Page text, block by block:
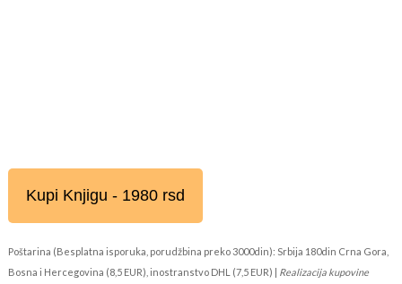
Kupi Knjigu - 1980 rsd
Poštarina (Besplatna isporuka, porudžbina preko 3000din): Srbija 180din Crna Gora,
Bosna i Hercegovina (8,5 EUR), inostranstvo DHL (7,5 EUR) | Realizacija kupovine